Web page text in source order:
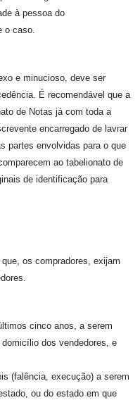
à pessoa do
o caso.
e minucioso, deve ser
É recomendável que a
de Notas já com toda a
encarregado de lavrar
partes envolvidas para o que
ao tabelionato de
de identificação para
os compradores, exijam
cinco anos, a serem
dos vendedores, e
(falência, execução) a serem
, ou do estado em que